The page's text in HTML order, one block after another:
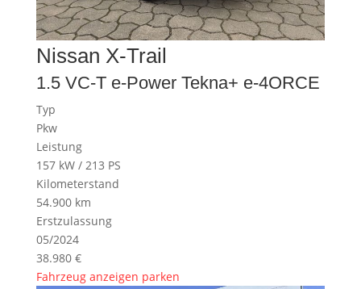
Nissan X-Trail
1.5 VC-T e-Power Tekna+ e-4ORCE
Typ
Pkw
Leistung
157 kW / 213 PS
Kilometerstand
54.900 km
Erstzulassung
05/2024
38.980 €
Fahrzeug anzeigen parken